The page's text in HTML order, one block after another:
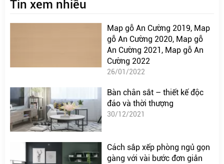
Tin xem nhiều
Map gỗ An Cường 2019, Map
gỗ An Cường 2020, Map gỗ
An Cường 2021, Map gỗ An
Cường 2022
26/01/2022
Bàn chân sắt – thiết kế độc
đáo và thời thượng
30/12/2021
Cách sắp xếp phòng ngủ gọn
gàng với vài bước đơn giản